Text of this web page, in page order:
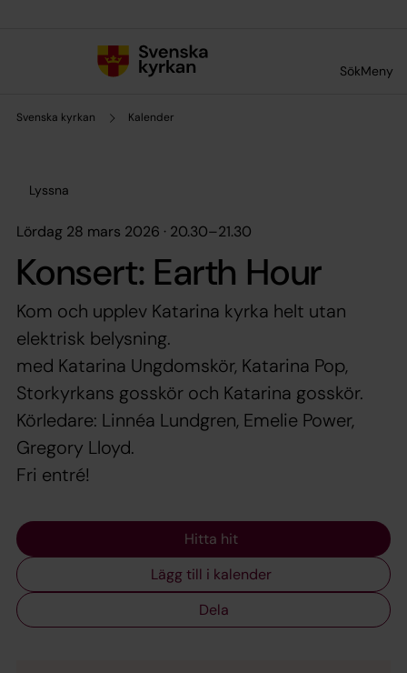
SökMeny
Svenska kyrkan Kalender
Lyssna
lördag 28 mars 2026 · 20.30–21.30
Konsert: Earth Hour
Kom och upplev Katarina kyrka helt utan
elektrisk belysning.
med Katarina Ungdomskör, Katarina Pop,
Storkyrkans gosskör och Katarina gosskör.
Körledare: Linnéa Lundgren, Emelie Power,
Gregory Lloyd.
Fri entré!
Hitta hit
Lägg till i kalender
Dela